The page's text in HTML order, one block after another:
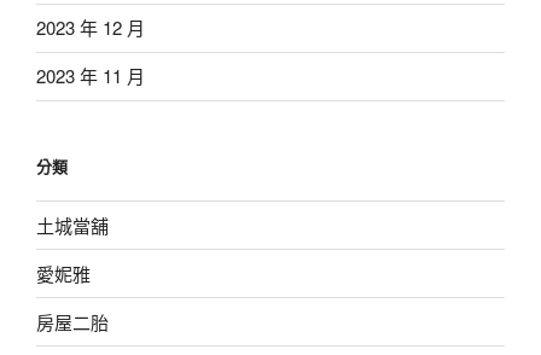
2023 年 12 月
2023 年 11 月
分類
土城當舖
愛妮雅
房屋二胎